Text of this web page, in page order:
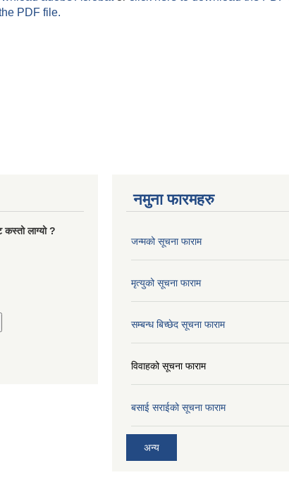
PDF file.
कस्तो लाग्यो ?
नमुना फारमहरु
जन्मको सूचना फाराम
मृत्युको सूचना फाराम
सम्बन्ध बिच्छेद सूचना फाराम
विवाहको सूचना फाराम
बसाई सराईको सूचना फाराम
अन्य